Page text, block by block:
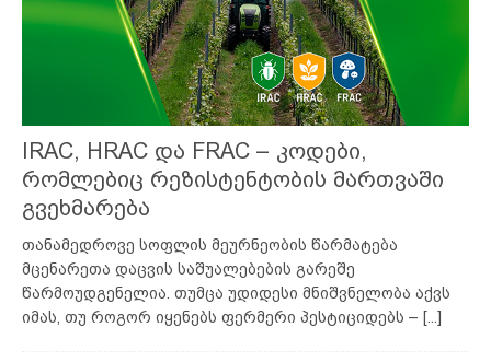
IRAC, HRAC და FRAC – კოდები,
რომლებიც რეზისტენტობის მართვაში
გვეხმარება
თანამედროვე სოფლის მეურნეობის წარმატება
მცენარეთა დაცვის საშუალებების გარეშე
წარმოუდგენელია. თუმცა უდიდესი მნიშვნელობა აქვს
იმას, თუ როგორ იყენებს ფერმერი პესტიციდებს – [...]